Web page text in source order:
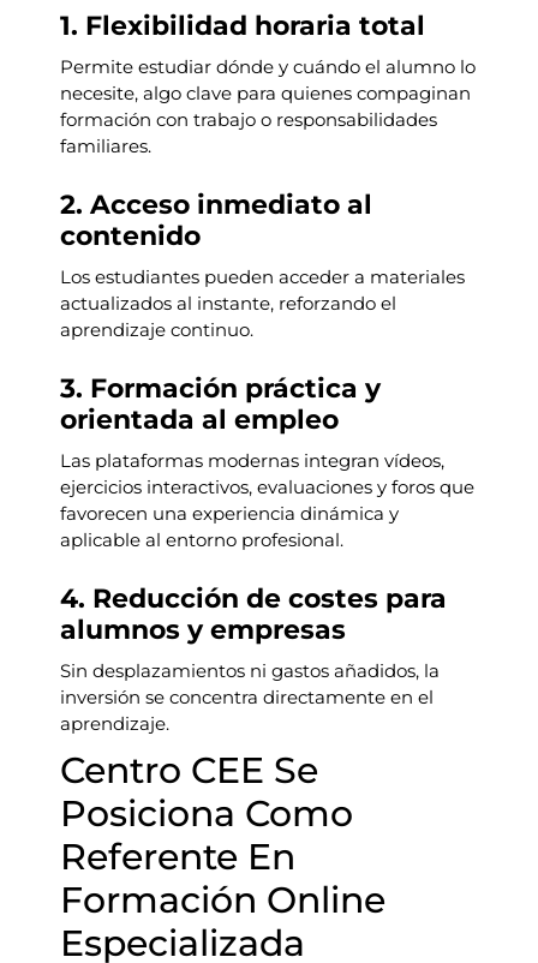
1. Flexibilidad horaria total
Permite estudiar dónde y cuándo el alumno lo
necesite, algo clave para quienes compaginan
formación con trabajo o responsabilidades
familiares.
2. Acceso inmediato al
contenido
Los estudiantes pueden acceder a materiales
actualizados al instante, reforzando el
aprendizaje continuo.
3. Formación práctica y
orientada al empleo
Las plataformas modernas integran vídeos,
ejercicios interactivos, evaluaciones y foros que
favorecen una experiencia dinámica y
aplicable al entorno profesional.
4. Reducción de costes para
alumnos y empresas
Sin desplazamientos ni gastos añadidos, la
inversión se concentra directamente en el
aprendizaje.
Centro CEE Se
Posiciona Como
Referente En
Formación Online
Especializada